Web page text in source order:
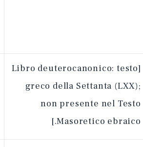
[Libro deuterocanonico: testo
greco della Settanta (LXX);
non presente nel Testo
Masoretico ebraico.]